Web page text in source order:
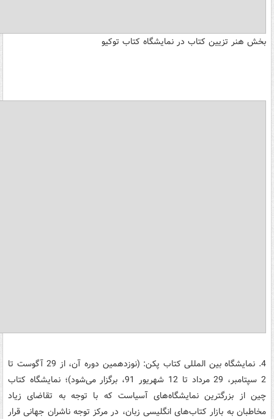
بخش هنر تزیین کتاب در نمایشگاه کتاب توکیو
4. نمایشگاه بین المللی کتاب پکن: (نوزدهمین دوره آن، از 29 آگوست تا
2 سپتامبر، 29 مرداد تا 12 شهریور 91، برگزار می‌شود)؛ نمایشگاه کتاب
چین از بزرگترین نمایشگاه‌های آسیاست که با توجه به تقاضای زیاد
مخاطبان به بازار کتاب‌های انگلیسی زبان، در مرکز توجه ناشران جهانی قرار